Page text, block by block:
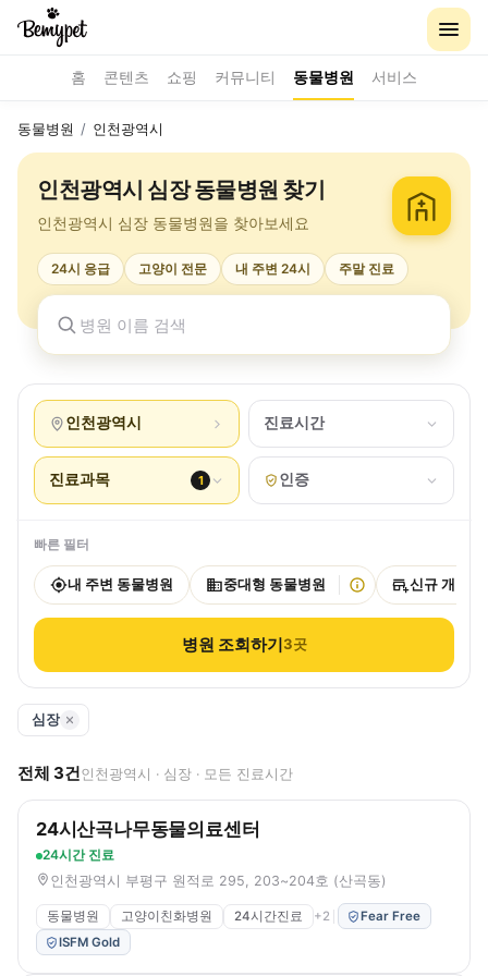
홈 콘텐츠 쇼핑 커뮤니티 동물병원 서비스
동물병원 / 인천광역시
인천광역시 심장 동물병원 찾기
인천광역시 심장 동물병원을 찾아보세요
24시 응급 고양이 전문 내 주변 24시 주말 진료
인천광역시 진료시간
진료과목 1 인증
빠른 필터
내 주변 동물병원 중대형 동물병원 신규 개원
병원 조회하기3곳
심장
전체 3건인천광역시 · 심장 · 모든 진료시간
24시산곡나무동물의료센터
24시간 진료
인천광역시 부평구 원적로 295, 203~204호 (산곡동)
동물병원 고양이친화병원 24시간진료 +2
Fear Free
ISFM Gold